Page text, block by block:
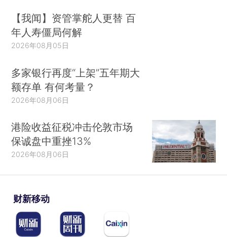
【我闻】资管掌舵人更替 百
年人寿僵局何解
2026年08月05日
多家银行再度“上架”五年期大
额存单 有何考量？
2026年08月06日
港险收益征税冲击伦敦市场
保诚盘中重挫13%
2026年08月06日
财新移动